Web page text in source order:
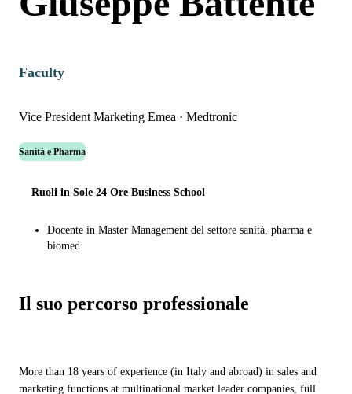
Faculty
Vice President Marketing Emea · Medtronic
Sanità e Pharma
Ruoli in Sole 24 Ore Business School
Docente in Master Management del settore sanità, pharma e
biomed
Il suo percorso professionale
More than 18 years of experience (in Italy and abroad) in sales and
marketing functions at multinational market leader companies, full